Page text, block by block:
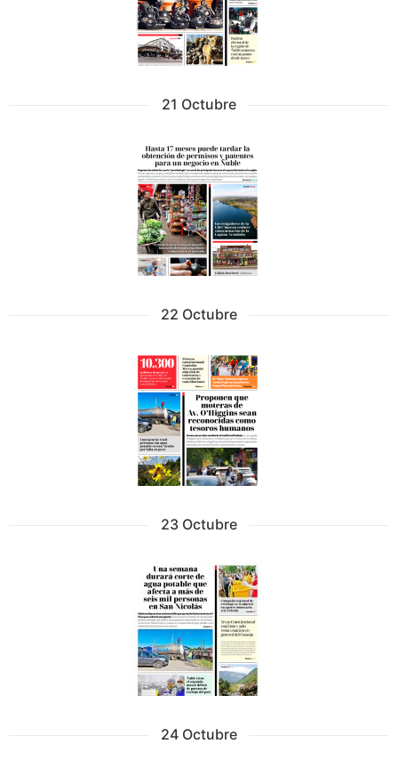
21 Octubre
22 Octubre
23 Octubre
24 Octubre